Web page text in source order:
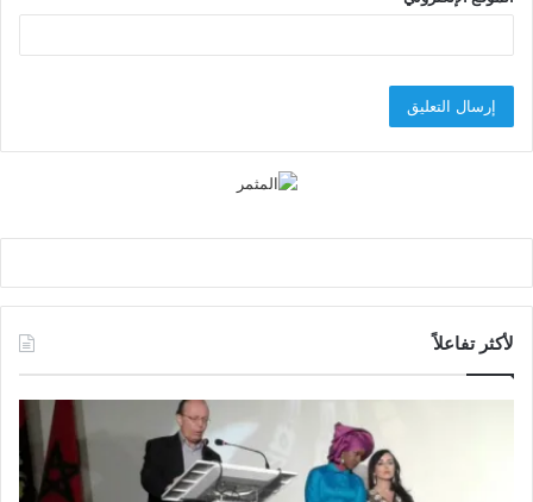
لأكثر تفاعلاً